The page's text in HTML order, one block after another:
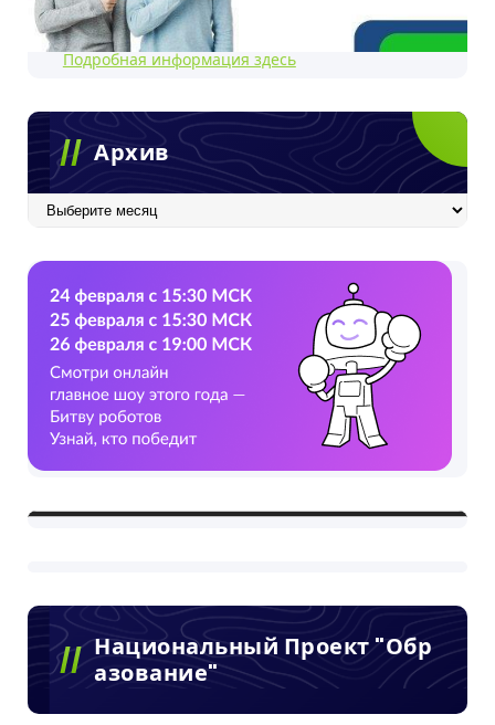
Подробная информация здесь
Архив
Архив
Национальный Проект "Обр
Азование"